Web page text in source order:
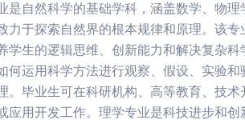
是自然科学的基础学科，涵盖数学、物
力于探索自然界的根本规律和原理。该
学生的逻辑思维、创新能力和解决复杂
何运用科学方法进行观察、假设、实验
。毕业生可在科研机构、高等教育、技
应用开发工作。理学专业是科技进步和